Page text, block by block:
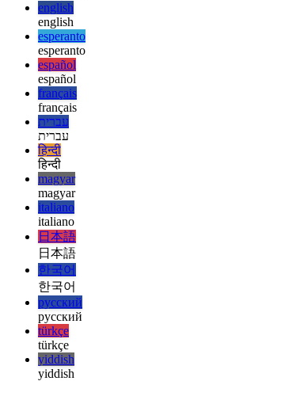
ελληνικά
ελληνικά
english
english
esperanto
esperanto
español
español
français
français
עברית
עברית
हिन्दी
हिन्दी
magyar
magyar
italiano
italiano
日本語
日本語
한국어
한국어
русский
русский
türkçe
türkçe
yiddish